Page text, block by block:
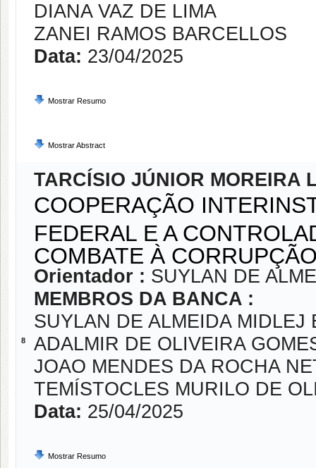
DIANA VAZ DE LIMA
ZANEI RAMOS BARCELLOS
Data: 23/04/2025
Mostrar Resumo
Mostrar Abstract
8
TARCÍSIO JÚNIOR MOREIRA
COOPERAÇÃO
FEDERAL E A
COMBATE À
Orientador : SUYLAN DE
MEMBROS DA BANCA :
SUYLAN DE ALMEIDA MIDLEJ
ADALMIR DE OLIVEIRA
JOAO MENDES DA ROCHA
TEMÍSTOCLES MURILO DE
Data: 25/04/2025
Mostrar Resumo